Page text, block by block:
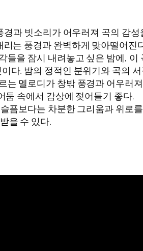
경과 빗소리가 어우러져 곡의 감
는 풍경과 완벽하게 맞아떨어진
들을 잠시 내려놓고 싶은 밤에,
다. 밤의 정적인 분위기와 곡의
는 멜로디가 창밖 풍경과 어우러
둠 속에서 감상에 젖어들기 좋다.
픔보다는 차분한 그리움과 위로
을 수 있다.